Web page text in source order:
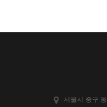
서울시 중구